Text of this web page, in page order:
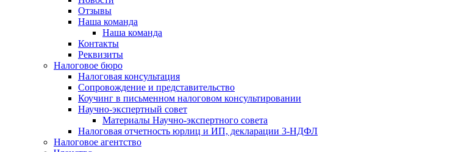
Отзывы
Наша команда
Наша команда
Контакты
Реквизиты
Налоговое бюро
Налоговая консультация
Cопровождение и представительство
Коучинг в письменном налоговом консультировании
Научно-экспертный совет
Материалы Научно-экспертного совета
Налоговая отчетность юрлиц и ИП, декларации 3-НДФЛ
Налоговое агентство